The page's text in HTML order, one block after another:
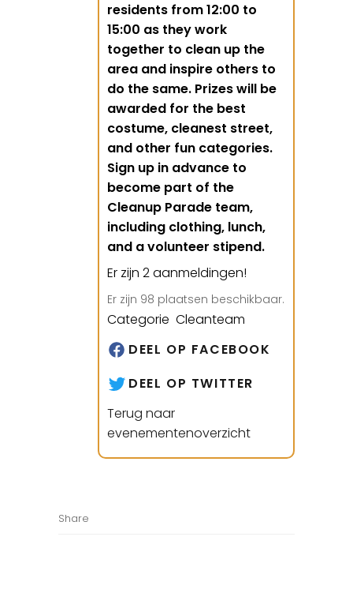
residents from 12:00 to
15:00 as they work
together to clean up the
area and inspire others to
do the same. Prizes will be
awarded for the best
costume, cleanest street,
and other fun categories.
Sign up in advance to
become part of the
Cleanup Parade team,
including clothing, lunch,
and a volunteer stipend.
Er zijn 2 aanmeldingen!
Er zijn 98 plaatsen beschikbaar.
Categorie Cleanteam
DEEL OP FACEBOOK
DEEL OP TWITTER
Terug naar
evenementenoverzicht
Share